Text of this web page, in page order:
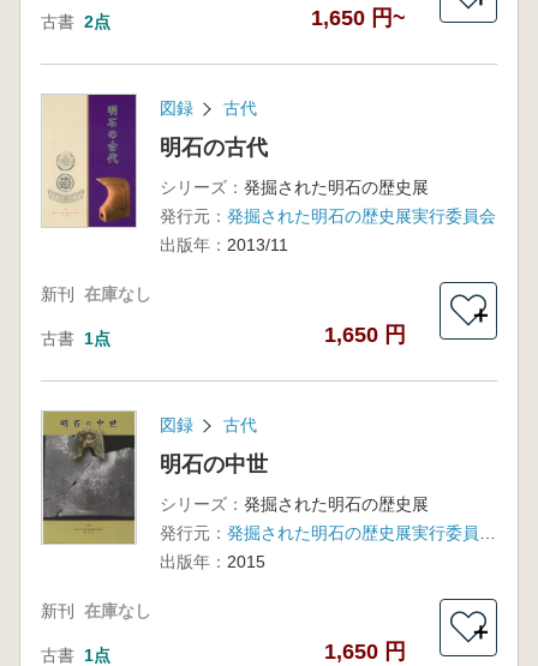
古書 2点 1,650 円~
図録 古代
明石の古代
シリーズ： 発掘された明石の歴史展
発行元： 発掘された明石の歴史展実行委員会
出版年： 2013/11
新刊 在庫なし
古書 1点 1,650 円
＋
図録 古代
明石の中世
シリーズ： 発掘された明石の歴史展
発行元：
出版年： 2015
新刊 在庫なし
古書 1点 1,650 円
＋